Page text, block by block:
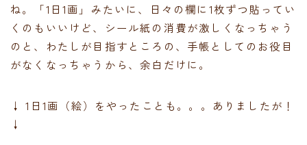
ね。「1日1画」みたいに、日々の欄に1枚ずつ貼ってい
くのもいいけど、シール紙の消費が激しくなっちゃう
のと、わたしが目指すところの、手帳としてのお役目
がなくなっちゃうから、余白だけに。
↓ 1日1画（絵）をやったことも。。。ありましたが！
↓